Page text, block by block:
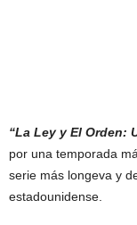
“La Ley y El Orden:
por una temporada
serie más longeva y
estadounidense.